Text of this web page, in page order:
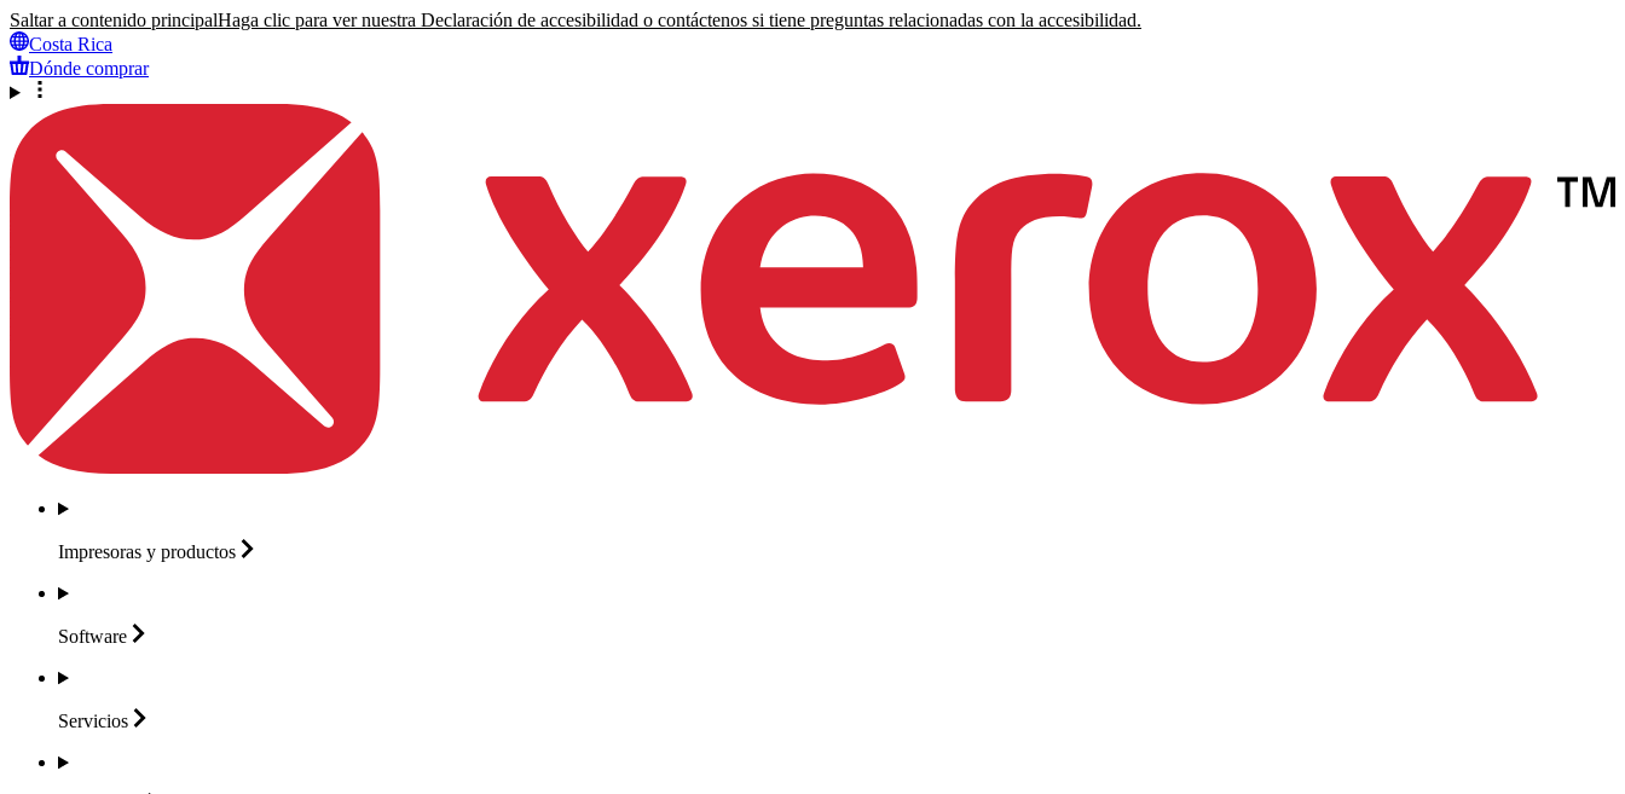
Saltar a contenido principalHaga clic para ver nuestra Declaración de accesibilidad o contáctenos si tiene preguntas relacionadas con la accesibilidad.
Costa Rica
Dónde comprar
Impresoras y productos
Software
Servicios